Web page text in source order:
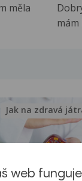
měla
mám
Jak na zdravá
web